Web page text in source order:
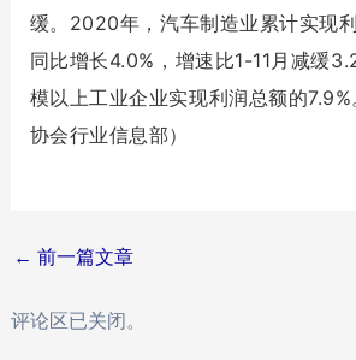
缓。2020年，汽车制造业累计实现
同比增长4.0%，增速比1-11月减缓
模以上工业企业实现利润总额的7.9%
协会行业信息部）
Post
← 前一篇文章
评论区已关闭。